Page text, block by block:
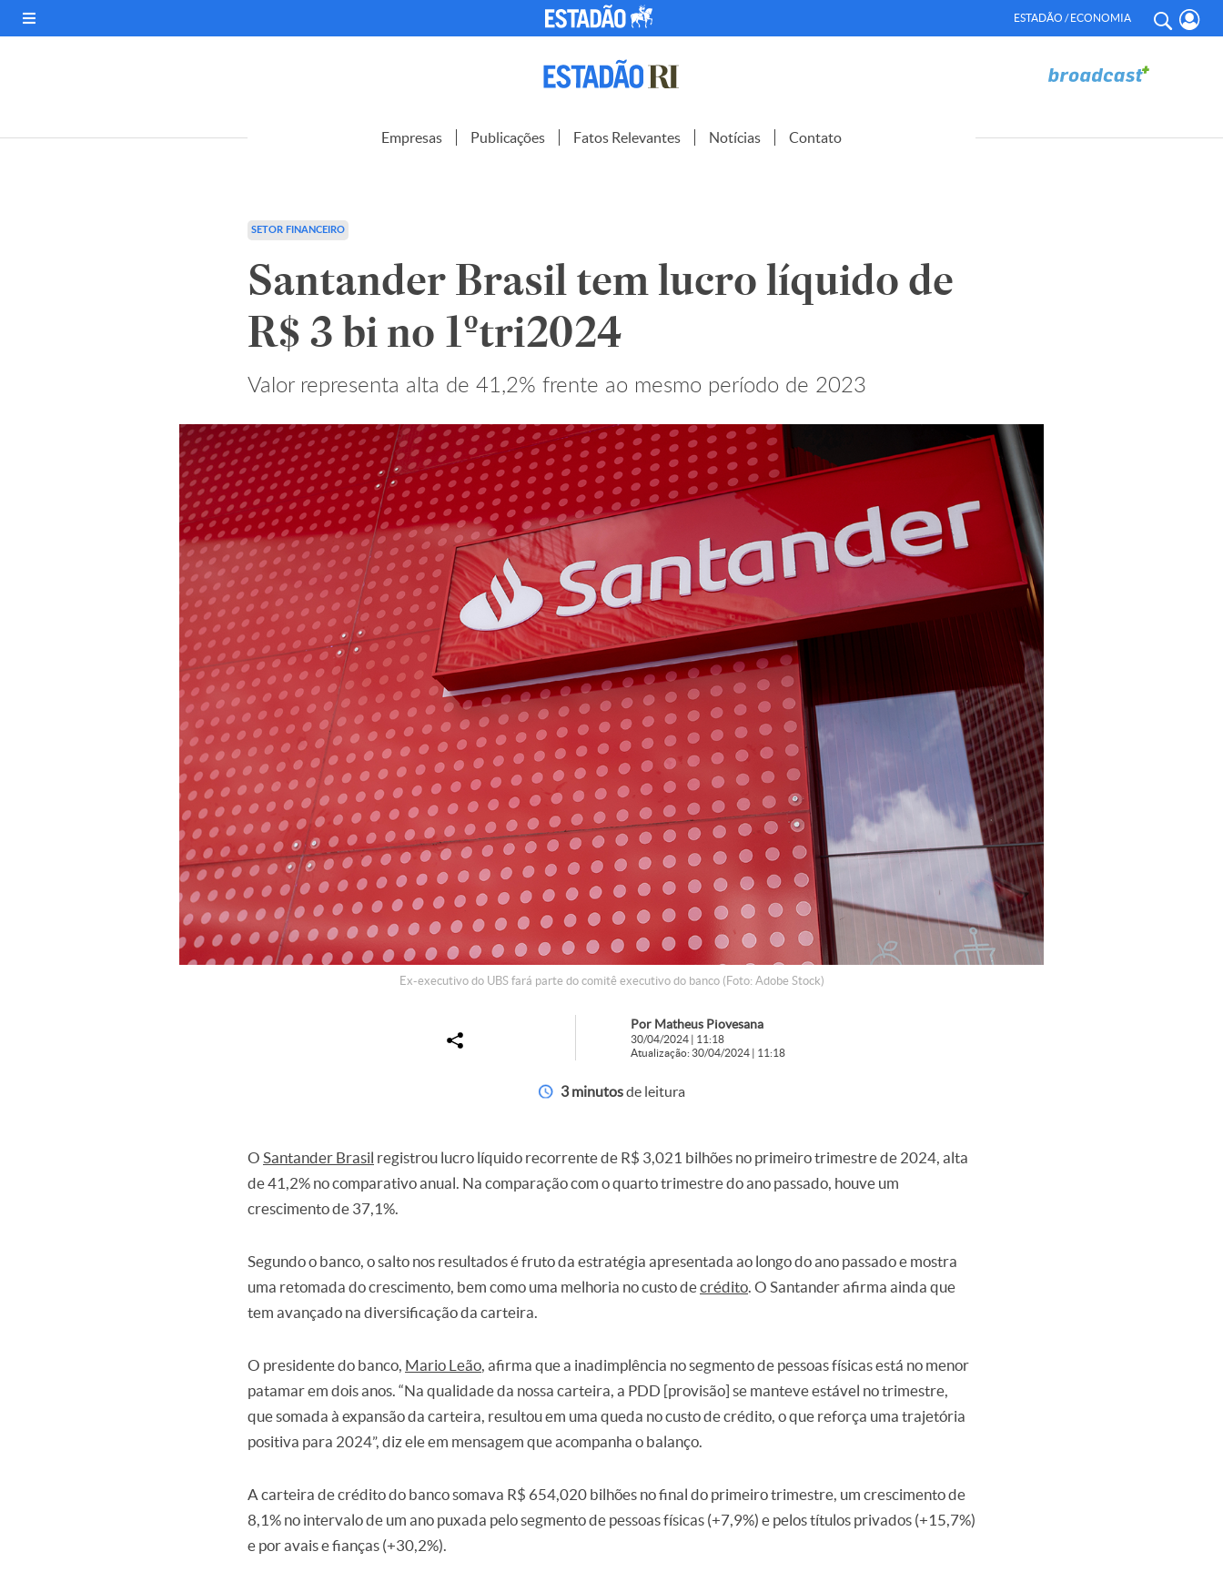
ESTADÃO / ECONOMIA
Empresas Publicações Fatos Relevantes Notícias Contato
SETOR FINANCEIRO
Santander Brasil tem lucro líquido de
R$ 3 bi no 1ºtri2024
Valor representa alta de 41,2% frente ao mesmo período de 2023
Ex-executivo do UBS fará parte do comitê executivo do banco (Foto: Adobe Stock)
Por Matheus Piovesana
30/04/2024 | 11:18
Atualização: 30/04/2024 | 11:18
3 minutosde leitura
O Santander Brasil registrou lucro líquido recorrente de R$ 3,021 bilhões no primeiro trimestre de 2024, alta
de 41,2% no comparativo anual. Na comparação com o quarto trimestre do ano passado, houve um
crescimento de 37,1%.
Segundo o banco, o salto nos resultados é fruto da estratégia apresentada ao longo do ano passado e mostra
uma retomada do crescimento, bem como uma melhoria no custo decrédito . O Santander afirma ainda que
tem avançado na diversificação da carteira.
O presidente do banco, Mario Leão , afirma que a inadimplência no segmento de pessoas físicas está no menor
patamar em dois anos. “Na qualidade da nossa carteira, a PDD [provisão] se manteve estável no trimestre,
que somada à expansão da carteira, resultou em uma queda no custo de crédito, o que reforça uma trajetória
positiva para 2024”, diz ele em mensagem que acompanha o balanço.
A carteira de crédito do banco somava R$ 654,020 bilhões no final do primeiro trimestre, um crescimento de
8,1% no intervalo de um ano puxada pelo segmento de pessoas físicas (+7,9%) e pelos títulos privados (+15,7%)
e por avais e fianças (+30,2%).